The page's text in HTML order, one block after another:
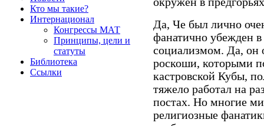
Кто мы такие?
Интернационал
Конгрессы МАТ
Принципы, цели и
статуты
Библиотека
Ссылки
Да, Че был лично
фанатично убежден
социализмом. Да, он
роскоши, которыми
кастровской Кубы,
тяжело работал на
постах. Но многие
религиозные